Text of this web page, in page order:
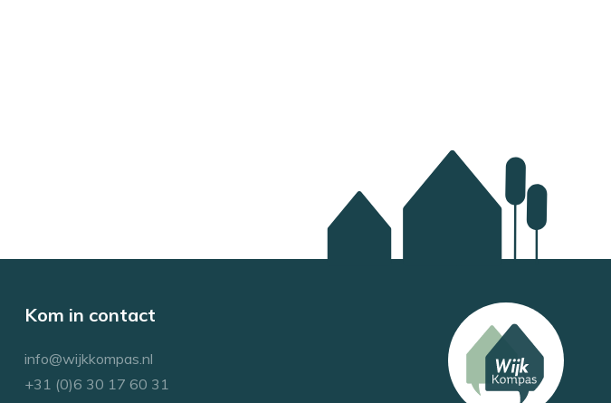
Kom in contact
info@wijkkompas.nl
+31 (0)6 30 17 60 31